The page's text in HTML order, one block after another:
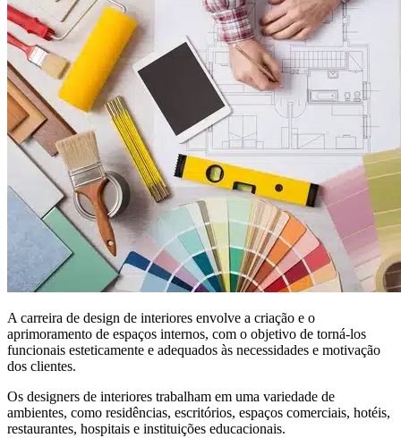
A carreira de design de interiores envolve a criação e o
aprimoramento de espaços internos, com o objetivo de torná-los
funcionais esteticamente e adequados às necessidades e motivação
dos clientes.
Os designers de interiores trabalham em uma variedade de
ambientes, como residências, escritórios, espaços comerciais, hotéis,
restaurantes, hospitais e instituições educacionais.